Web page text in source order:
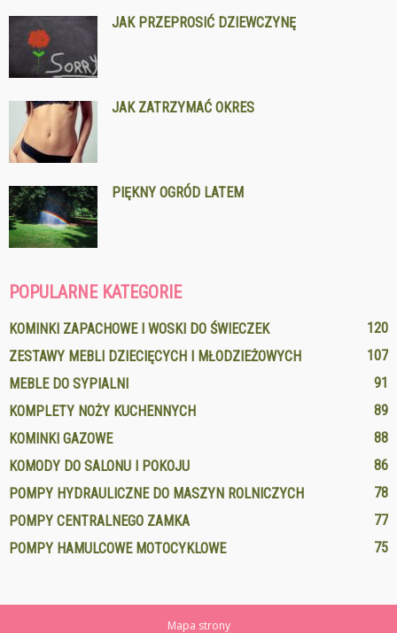
JAK PRZEPROSIĆ DZIEWCZYNĘ
JAK ZATRZYMAĆ OKRES
PIĘKNY OGRÓD LATEM
POPULARNE KATEGORIE
KOMINKI ZAPACHOWE I WOSKI DO ŚWIECZEK
120
ZESTAWY MEBLI DZIECIĘCYCH I MŁODZIEŻOWYCH
107
MEBLE DO SYPIALNI
91
KOMPLETY NOŻY KUCHENNYCH
89
KOMINKI GAZOWE
88
KOMODY DO SALONU I POKOJU
86
POMPY HYDRAULICZNE DO MASZYN ROLNICZYCH
78
POMPY CENTRALNEGO ZAMKA
77
POMPY HAMULCOWE MOTOCYKLOWE
75
Mapa strony